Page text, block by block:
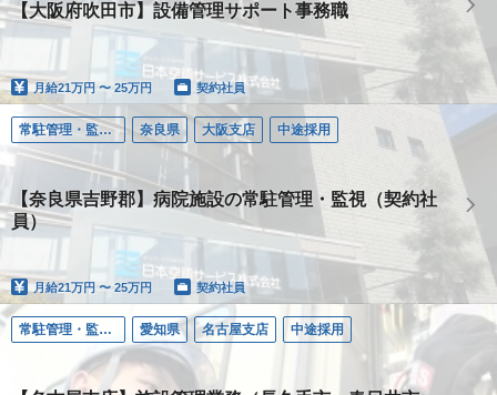
【大阪府吹田市】設備管理サポート事務職
月給21万円 〜 25万円 契約社員
常駐管理・監視（ＦＭ） 奈良県 大阪支店 中途採用
【奈良県吉野郡】病院施設の常駐管理・監視（契約社
員）
月給21万円 〜 25万円 契約社員
常駐管理・監視（ＦＭ） 愛知県 名古屋支店 中途採用